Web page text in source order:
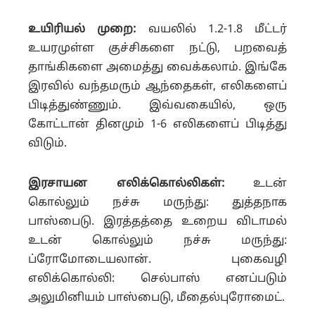
உயிரியல் முறை: வயலில் 1.2-1.8 மீட்டர்
உயரமுள்ள குச்சிகளை நட்டு, பறவைத்
தாங்கிகளை அமைத்து வைக்கலாம். இங்கே
இரவில் வந்தமரும் ஆந்தைகள், எலிகளைப்
பிடித்துண்ணும். இவ்வகையில், ஒரு
கோட்டான் தினமும் 1-6 எலிகளைப் பிடித்து
விடும்.
இரசாயன எலிக்கொல்லிகள்:உடன்
கொல்லும் நச்சு மருந்து: துத்தநாக
பாஸ்பைடு. இரத்தத்தை உறைய விடாமல்
உடன் கொல்லும் நச்சு மருந்து:
ப்ரோமோடையலான். புகைவழி
எலிக்கொல்லி: செல்பாஸ் எனப்படும்
அலுமினியம் பாஸ்பைடு, மீதைல்புரோமைட்.